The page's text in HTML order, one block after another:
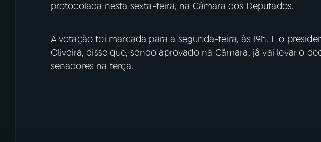
protocolada nesta sexta-feira, na Câmara dos Deputados.
A votação foi marcada para a segunda-feira, às 19h. E o
Oliveira, disse que, sendo aprovado na Câmara, já vai levar o
senadores na terça.